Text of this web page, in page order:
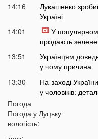
14:16
Лукашенко
Україні
14:01
У
продають
13:51
Українцям
у чому причина
13:30
На заході
у чоловіків:
13:01
Соборності
Погода
Погода у Луцьку
вологість: